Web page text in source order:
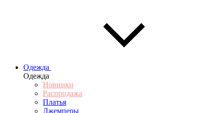
Одежда
Одежда
Новинки
Распродажа
Платья
Джемперы